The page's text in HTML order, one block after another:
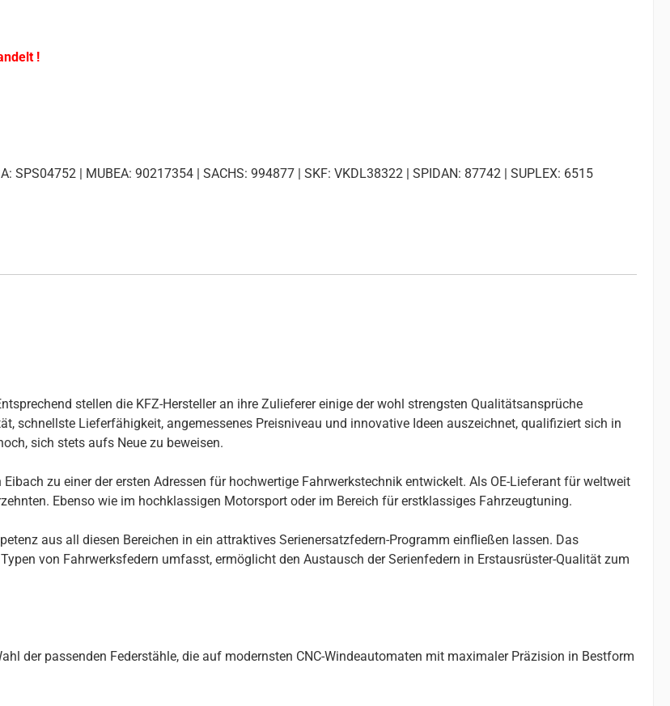
!
| MUBEA: 90217354 | SACHS: 994877 | SKF: VKDL38322 | SPIDAN: 87742 | SUPLEX: 6515
stellen die KFZ-Hersteller an ihre Zulieferer einige der wohl strengsten Qualitätsansprüche
schnellste Lieferfähigkeit, angemessenes Preisniveau und innovative Ideen auszeichnet, qualifiziert sich in
sich stets aufs Neue zu beweisen.
zu einer der ersten Adressen für hochwertige Fahrwerkstechnik entwickelt. Als OE-Lieferant für weltweit
Ebenso wie im hochklassigen Motorsport oder im Bereich für erstklassiges Fahrzeugtuning.
aus all diesen Bereichen in ein attraktives Serienersatzfedern-Programm einfließen lassen. Das
von Fahrwerksfedern umfasst, ermöglicht den Austausch der Serienfedern in Erstausrüster-Qualität zum
der passenden Federstähle, die auf modernsten CNC-Windeautomaten mit maximaler Präzision in Bestform